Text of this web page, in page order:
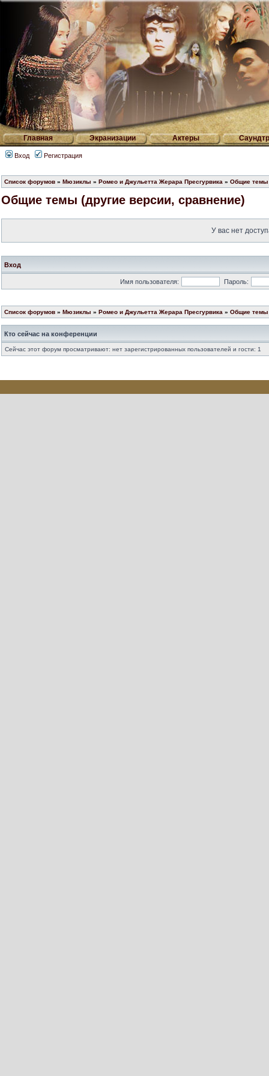
Главная Экранизации Актеры
Вход Регистрация
Список форумов » Мюзиклы » Ромео и Джульетта Жерара Пресгурвика » Общие темы
Общие темы (другие версии, сравнение)
У вас нет
Вход
Имя пользователя: Пароль:
Список форумов » Мюзиклы » Ромео и Джульетта Жерара Пресгурвика » Общие темы
Кто сейчас на конференции
Сейчас этот форум просматривают: нет зарегистрированных пользователей и гости: 1